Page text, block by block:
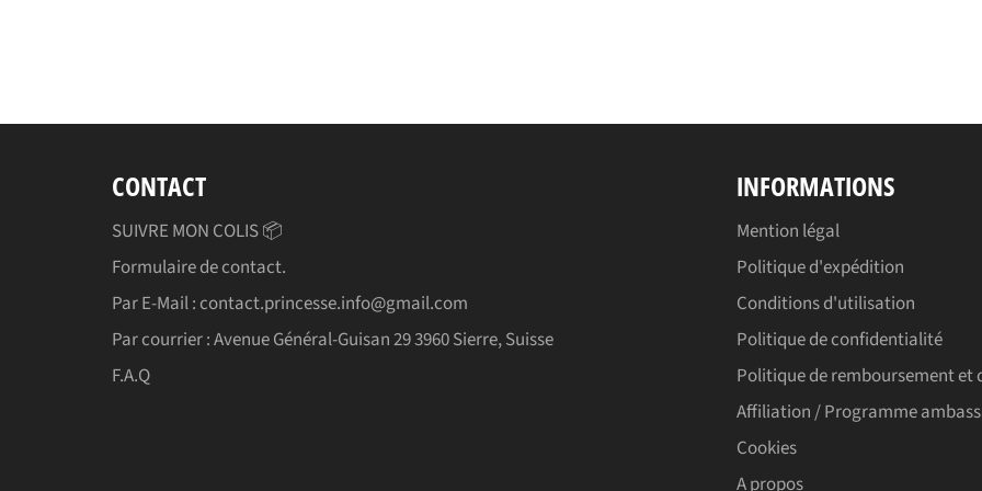
CONTACT
SUIVRE MON COLIS 📦
Formulaire de contact.
Par E-Mail : contact.princesse.info@gmail.com
Par courrier : Avenue Général-Guisan 29 3960 Sierre, Suisse
F.A.Q
INFORMATIONS
Mention légal
Politique d'expédition
Conditions d'utilisation
Politique de confidentialité
Politique de remboursement et
Affiliation / Programme
Cookies
A propos